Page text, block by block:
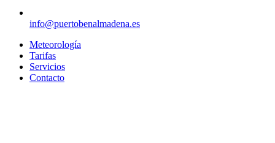
info@puertobenalmadena.es
Meteorología
Tarifas
Servicios
Contacto